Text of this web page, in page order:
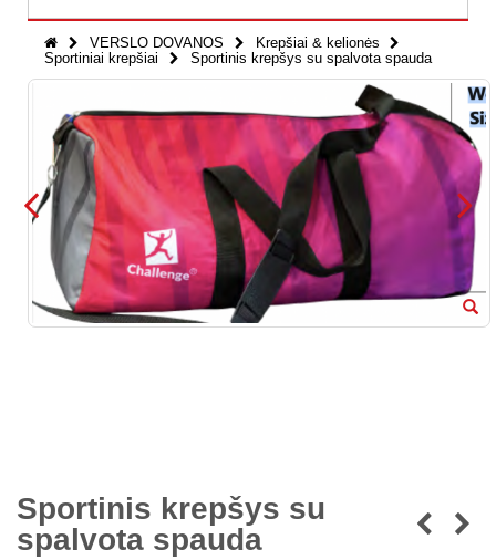
VERSLO DOVANOS
Krepšiai & kelionės
Sportiniai krepšiai
Sportinis krepšys su spalvota spauda
Sportinis krepšys su
spalvota spauda